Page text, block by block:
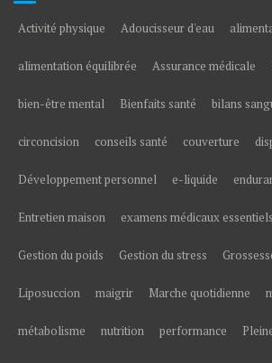
Activité physique Adoucisseur d'eau
alimentation équilibrée Assurance médicale
bien-être mental Bienfaits santé bilans
circoncision conseils santé couverture
Développement personnel e-liquide
Entretien maison examens médicaux essentiels
Gestion du poids Gestion du stress
Liposuccion maigrir Marche quotidienne
métabolisme nutrition performance